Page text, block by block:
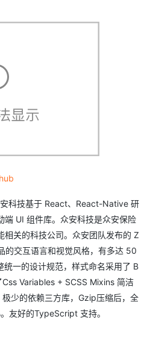
科技基于 React、React-Native 研
端 UI 组件库。众安科技是众安保险
相关的科技公司。众安团队发布的 Z
的交互语言和视觉风格，有多达 50
统一的设计规范，样式命名采用了 B
Variables + SCSS Mixins 简洁
少的依赖三方库，Gzip压缩后，全
友好的TypeScript 支持。